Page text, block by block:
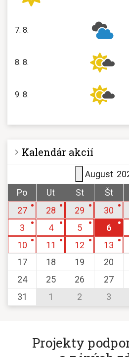
piatok
7. 8.
sobota
8. 8.
nedeľa
9. 8.
Kalendár akcií
August
Po
Ut St Št
27
28 29 30
3
4 5 6
10
11 12 13
17
18 19 20
24
25 26 27
31
1 2 3
Projekty